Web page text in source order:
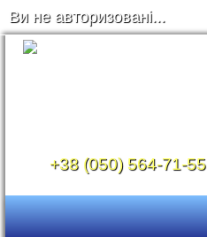
Ви не авторизовані...
+38 (050) 564-71-55